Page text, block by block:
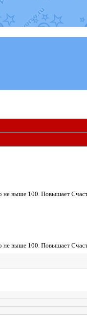
выше 100. Повышает
выше 100. Повышает